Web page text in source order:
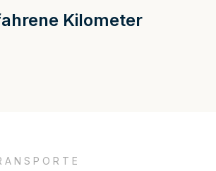
Kilometer